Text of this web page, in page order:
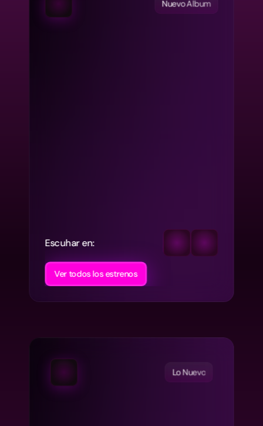
Nuevo Album
Escuhar en:
Ver todos los estrenos
Lo Nuevo